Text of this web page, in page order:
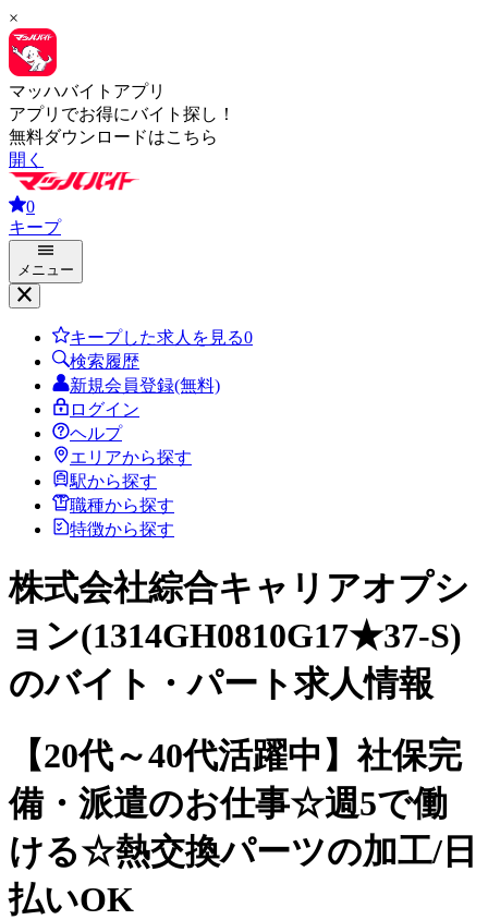
×
マッハバイトアプリ
アプリでお得にバイト探し！
無料ダウンロードはこちら
開く
0
キープ
メニュー
キープした求人を見る0
検索履歴
新規会員登録(無料)
ログイン
ヘルプ
エリアから探す
駅から探す
職種から探す
特徴から探す
株式会社綜合キャリアオプシ
ョン(1314GH0810G17★37-S)
のバイト・パート求人情報
【20代～40代活躍中】社保完
備・派遣のお仕事☆週5で働
ける☆熱交換パーツの加工/日
払いOK